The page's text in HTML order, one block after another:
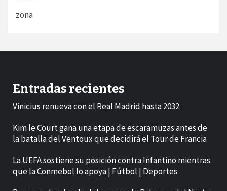
zona
Entradas recientes
Vinicius renueva con el Real Madrid hasta 2032
Kim le Court gana una etapa de escaramuzas antes de
la batalla del Ventoux que decidirá el Tour de Francia
La UEFA sostiene su posición contra Infantino mientras
que la Conmebol lo apoya | Fútbol | Deportes